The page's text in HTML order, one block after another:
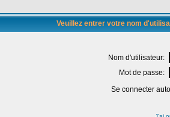
Veuillez entrer votre nom
Nom d'utilisateur:
Mot de passe:
Se connecter